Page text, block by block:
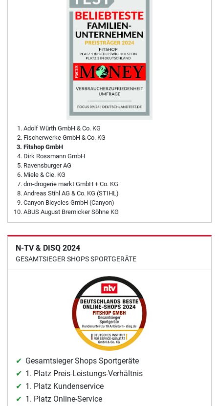
Adolf Würth GmbH & Co. KG
Fischerwerke GmbH & Co. KG
Fitshop GmbH
Dirk Rossmann GmbH
Ravensburger AG
Miele & Cie. KG
dm-drogerie markt GmbH + Co. KG
Andreas Stihl AG & Co. KG (STIHL)
Canyon Bicycles GmbH (Canyon)
ABUS August Bremicker Söhne KG
N-TV & DISQ 2024
GESAMTSIEGER SHOPS SPORTGERÄTE
Gesamtsieger Shops Sportgeräte
1. Platz Preis-Leistungs-Verhältnis
1. Platz Kundenservice
1. Platz Online-Service